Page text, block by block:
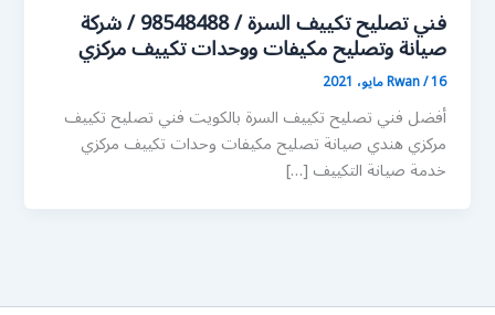
فني تصليح تكييف السرة / 98548488 / شركة
صيانة وتصليح مكيفات ووحدات تكييف مركزي
Rwan/16 مايو، 2021
أفضل فني تصليح تكييف السرة بالكويت فني تصليح تكييف
مركزي هندي صيانة تصليح مكيفات وحدات تكييف مركزي
خدمة صيانة التكييف […]